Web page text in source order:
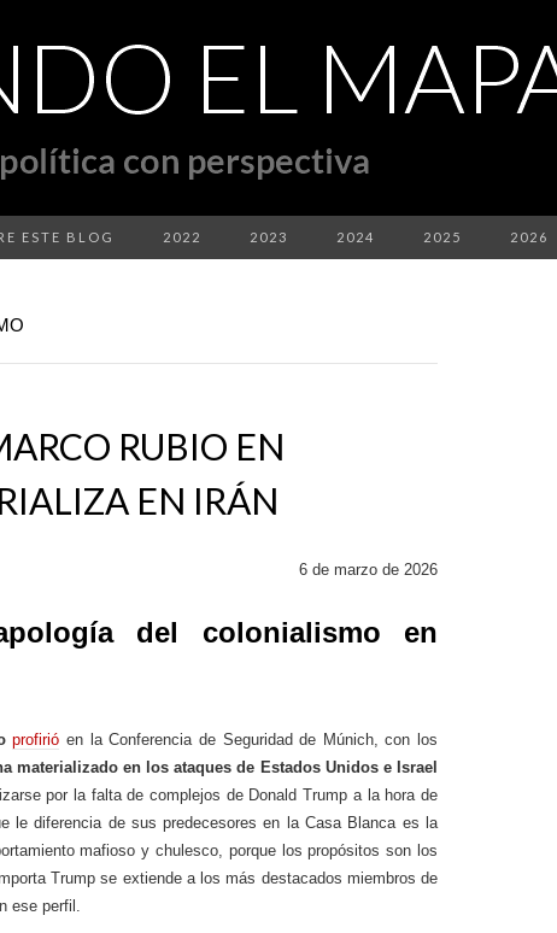
ESTE BLOG 2022 2023 2024 2025 2026
RUBIO EN
EN IRÁN
6 de marzo de 2026
del colonialismo en
profirió en la Conferencia de Seguridad de Múnich, con los
materializado en los ataques de Estados Unidos e Israel
por la falta de complejos de Donald Trump a la hora de
le diferencia de sus predecesores en la Casa Blanca es la
mafioso y chulesco, porque los propósitos son los
Trump se extiende a los más destacados miembros de
ese perfil.